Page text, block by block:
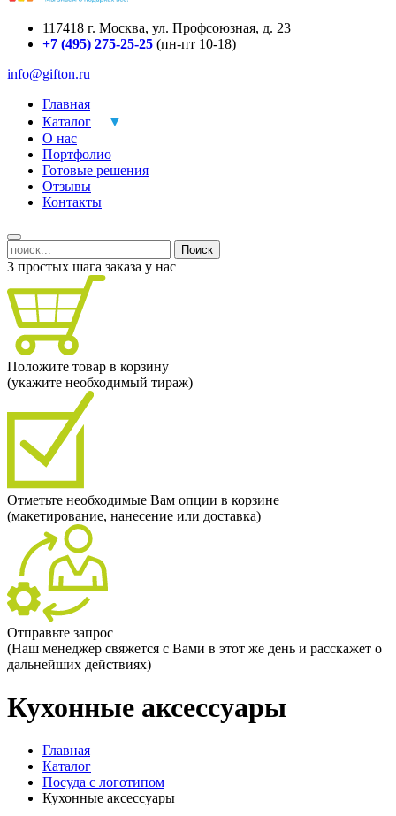
117418 г. Москва, ул. Профсоюзная, д. 23
+7 (495) 275-25-25 (пн-пт 10-18)
info@gifton.ru
Главная
Каталог
О нас
Портфолио
Готовые решения
Отзывы
Контакты
Поиск
3 простых шага заказа у нас
Положите товар в корзину
(укажите необходимый тираж)
Отметьте необходимые Вам опции в корзине
(макетирование, нанесение или доставка)
Отправьте запрос
(Наш менеджер свяжется с Вами в этот же день и расскажет о
дальнейших действиях)
Кухонные аксессуары
Главная
Каталог
Посуда с логотипом
Кухонные аксессуары